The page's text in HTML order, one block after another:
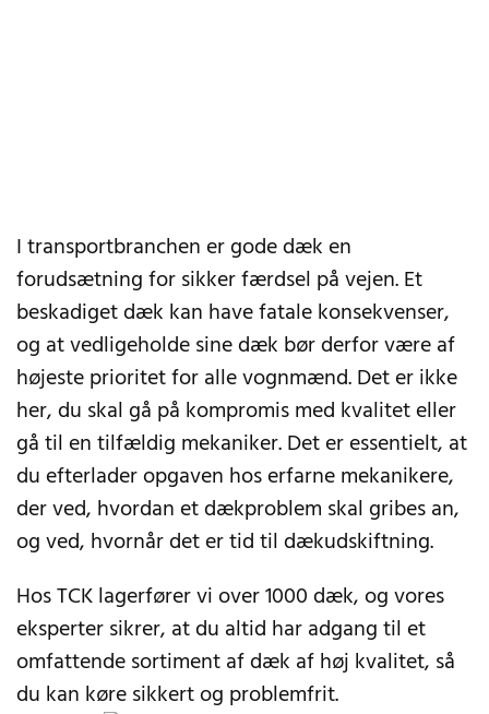
I transportbranchen er gode dæk en
forudsætning for sikker færdsel på vejen. Et
beskadiget dæk kan have fatale konsekvenser,
og at vedligeholde sine dæk bør derfor være af
højeste prioritet for alle vognmænd. Det er ikke
her, du skal gå på kompromis med kvalitet eller
gå til en tilfældig mekaniker. Det er essentielt, at
du efterlader opgaven hos erfarne mekanikere,
der ved, hvordan et dækproblem skal gribes an,
og ved, hvornår det er tid til dækudskiftning.
Hos TCK lagerfører vi over 1000 dæk, og vores
eksperter sikrer, at du altid har adgang til et
omfattende sortiment af dæk af høj kvalitet, så
du kan køre sikkert og problemfrit.